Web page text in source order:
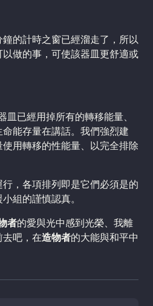
的計時之窗已經溜走了，所以
做的事，可使該器皿更舒適或
已經用掉所有的轉移能量、
能存量在講話。我們強烈建
用轉移的性能量、以完全排除
，各項排列即是它們必須是的
組的謹慎認真。
者的愛與光中感到光榮、我離
吧，在造物者的大能與和平中